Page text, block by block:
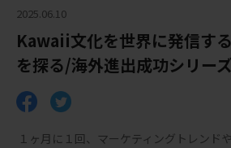
2025.06.10
Kawaii文化を世界に発信す
を探る/海外進出成功シリー
１ヶ月に１回、マーケティングトレンド